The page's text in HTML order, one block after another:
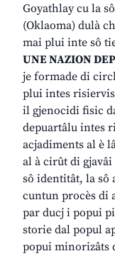
Goyathlay cu la
(Oklaoma) dulà
mai plui inte sô
UNE NAZION
je formade di
plui intes
il gjenocidi fisic
depuartâlu intes
acjadiments al è
al à cirût di gjavâi
sô identitât, la sô
cuntun procès di
par ducj i popui
storie dal popul
popui minorizâts